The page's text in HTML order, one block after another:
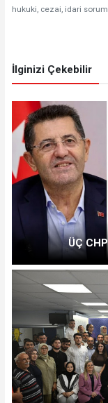
hukuki, cezai, idari
İlginizi Çekebilir
ÜÇ